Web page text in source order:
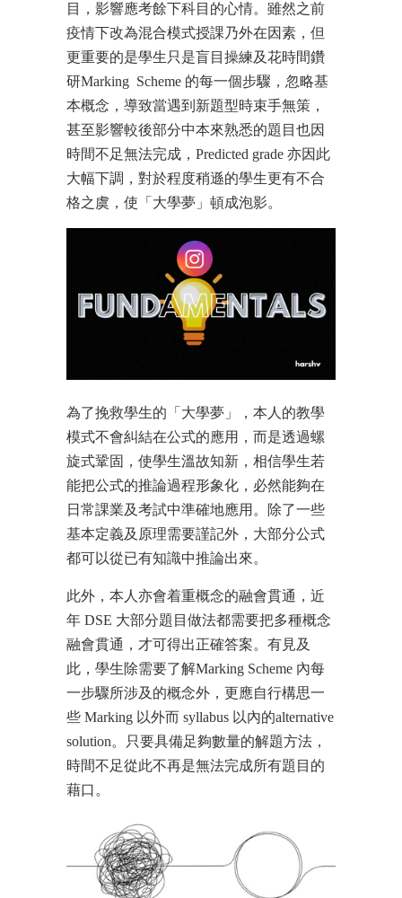
目，影響應考餘下科目的心情。雖然之前
疫情下改為混合模式授課乃外在因素，但
更重要的是學生只是盲目操練及花時間鑽
研Marking Scheme 的每一個步驟，忽略基
本概念，導致當遇到新題型時束手無策，
甚至影響較後部分中本來熟悉的題目也因
時間不足無法完成，Predicted grade 亦因此
大幅下調，對於程度稍遜的學生更有不合
格之虞，使「大學夢」頓成泡影。
為了挽救學生的「大學夢」，本人的教學
模式不會糾結在公式的應用，而是透過螺
旋式鞏固，使學生溫故知新，相信學生若
能把公式的推論過程形象化，必然能夠在
日常課業及考試中準確地應用。除了一些
基本定義及原理需要謹記外，大部分公式
都可以從已有知識中推論出來。
此外，本人亦會着重概念的融會貫通，近
年 DSE 大部分題目做法都需要把多種概念
融會貫通，才可得出正確答案。有見及
此，學生除需要了解Marking Scheme 內每
一步驟所涉及的概念外，更應自行構思一
些 Marking 以外而 syllabus 以內的alternative
solution。只要具備足夠數量的解題方法，
時間不足從此不再是無法完成所有題目的
藉口。